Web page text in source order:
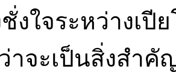
งใจระหว่างเปี
าจะเป็นสิ่งสำ